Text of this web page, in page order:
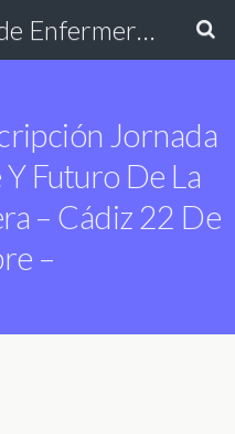
Excmo. Colegio de Enfermería de Cádiz
Jornada
Futuro De La
– Cádiz 22 De
–